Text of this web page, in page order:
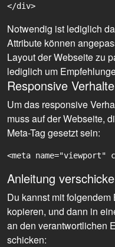
Notwendig ist lediglich
Attribute können
Layout der Webseite zu
lediglich um
Responsive
Um das responsive
muss auf der Webseite,
Meta-Tag gesetzt sein:
<meta
Anleitung
Du kannst mit
kopieren, und dann in
an den verantwortlichen
schicken: